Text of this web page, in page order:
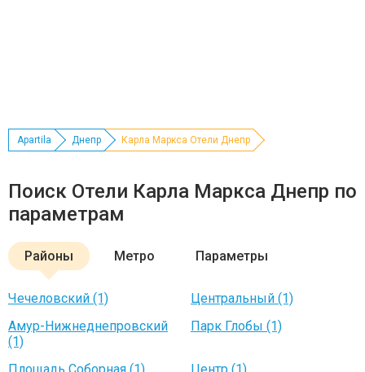
Apartila Днепр Карла Маркса Отели Днепр
Поиск Отели Карла Маркса Днепр по
параметрам
Районы Метро Параметры
Чечеловский (1)
Центральный (1)
Амур-Нижнеднепровский
(1)
Парк Глобы (1)